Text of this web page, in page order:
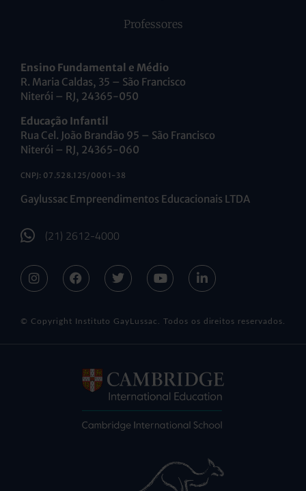
Professores
Ensino Fundamental e Médio
R. Maria Caldas, 35 – São Francisco
Niterói – RJ, 24365-050
Educação Infantil
Rua Cel. João Brandão 95 – São Francisco
Niterói – RJ, 24365-060
CNPJ: 07.528.125/0001-38
Gaylussac Empreendimentos Educacionais LTDA
(21) 2612-4000
© Copyright Instituto GayLussac. Todos os direitos reservados.